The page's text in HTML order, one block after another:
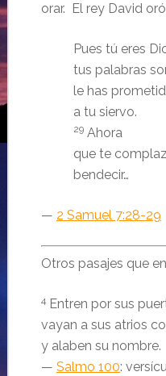
orar. El rey David
Pues tú eres
tus palabras
le has
a tu siervo.
29Ahora
que te
bendecir…
— 2 Samuel 7:28-29
Otros pasajes que
4Entren por sus
vayan a sus atrios
y alaben su nombre.
— Salmo 100: